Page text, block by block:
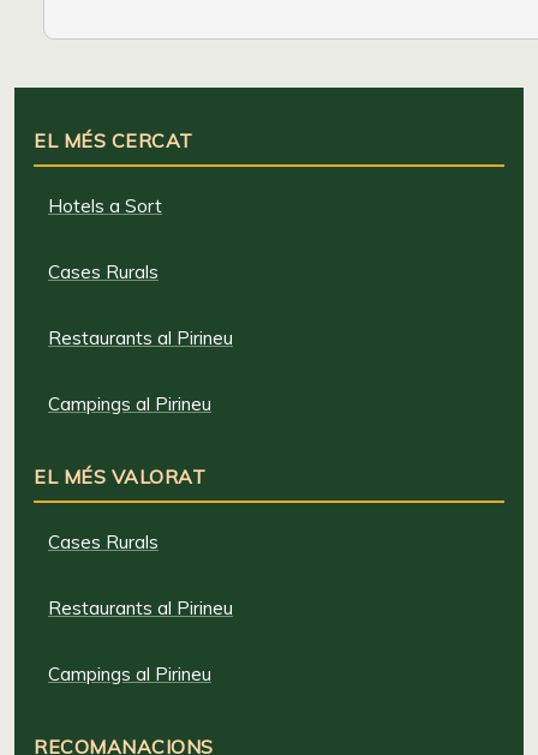
EL MÉS CERCAT
Hotels a Sort
Cases Rurals
Restaurants al Pirineu
Campings al Pirineu
EL MÉS VALORAT
Cases Rurals
Restaurants al Pirineu
Campings al Pirineu
RECOMANACIONS